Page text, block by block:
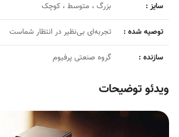
سایز : بزرگ ، متوسط ، کوچک
توصیه شده : تجربه‌ای بی‌نظیر در انتظار شماست
سازنده : گروه صنعتی پرفیوم
ویدئو توضیحات